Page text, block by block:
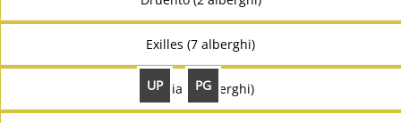
UP PG
Exilles (7 alberghi)
Favria (6 alberghi)